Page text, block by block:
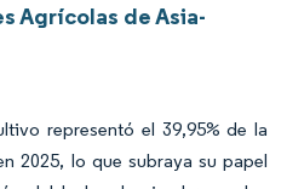
Agrícolas de Asia-
representó el 39,95% de la
2025, lo que subraya su papel